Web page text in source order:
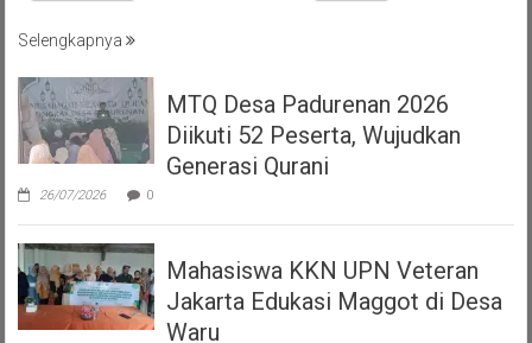
Selengkapnya
MTQ Desa Padurenan 2026
Diikuti 52 Peserta, Wujudkan
Generasi Qurani
26/07/2026 0
Mahasiswa KKN UPN Veteran
Jakarta Edukasi Maggot di Desa
Waru